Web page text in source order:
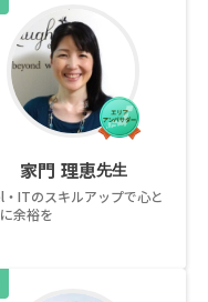
家門 理恵先生
・ITのスキルアップで心と
余裕を